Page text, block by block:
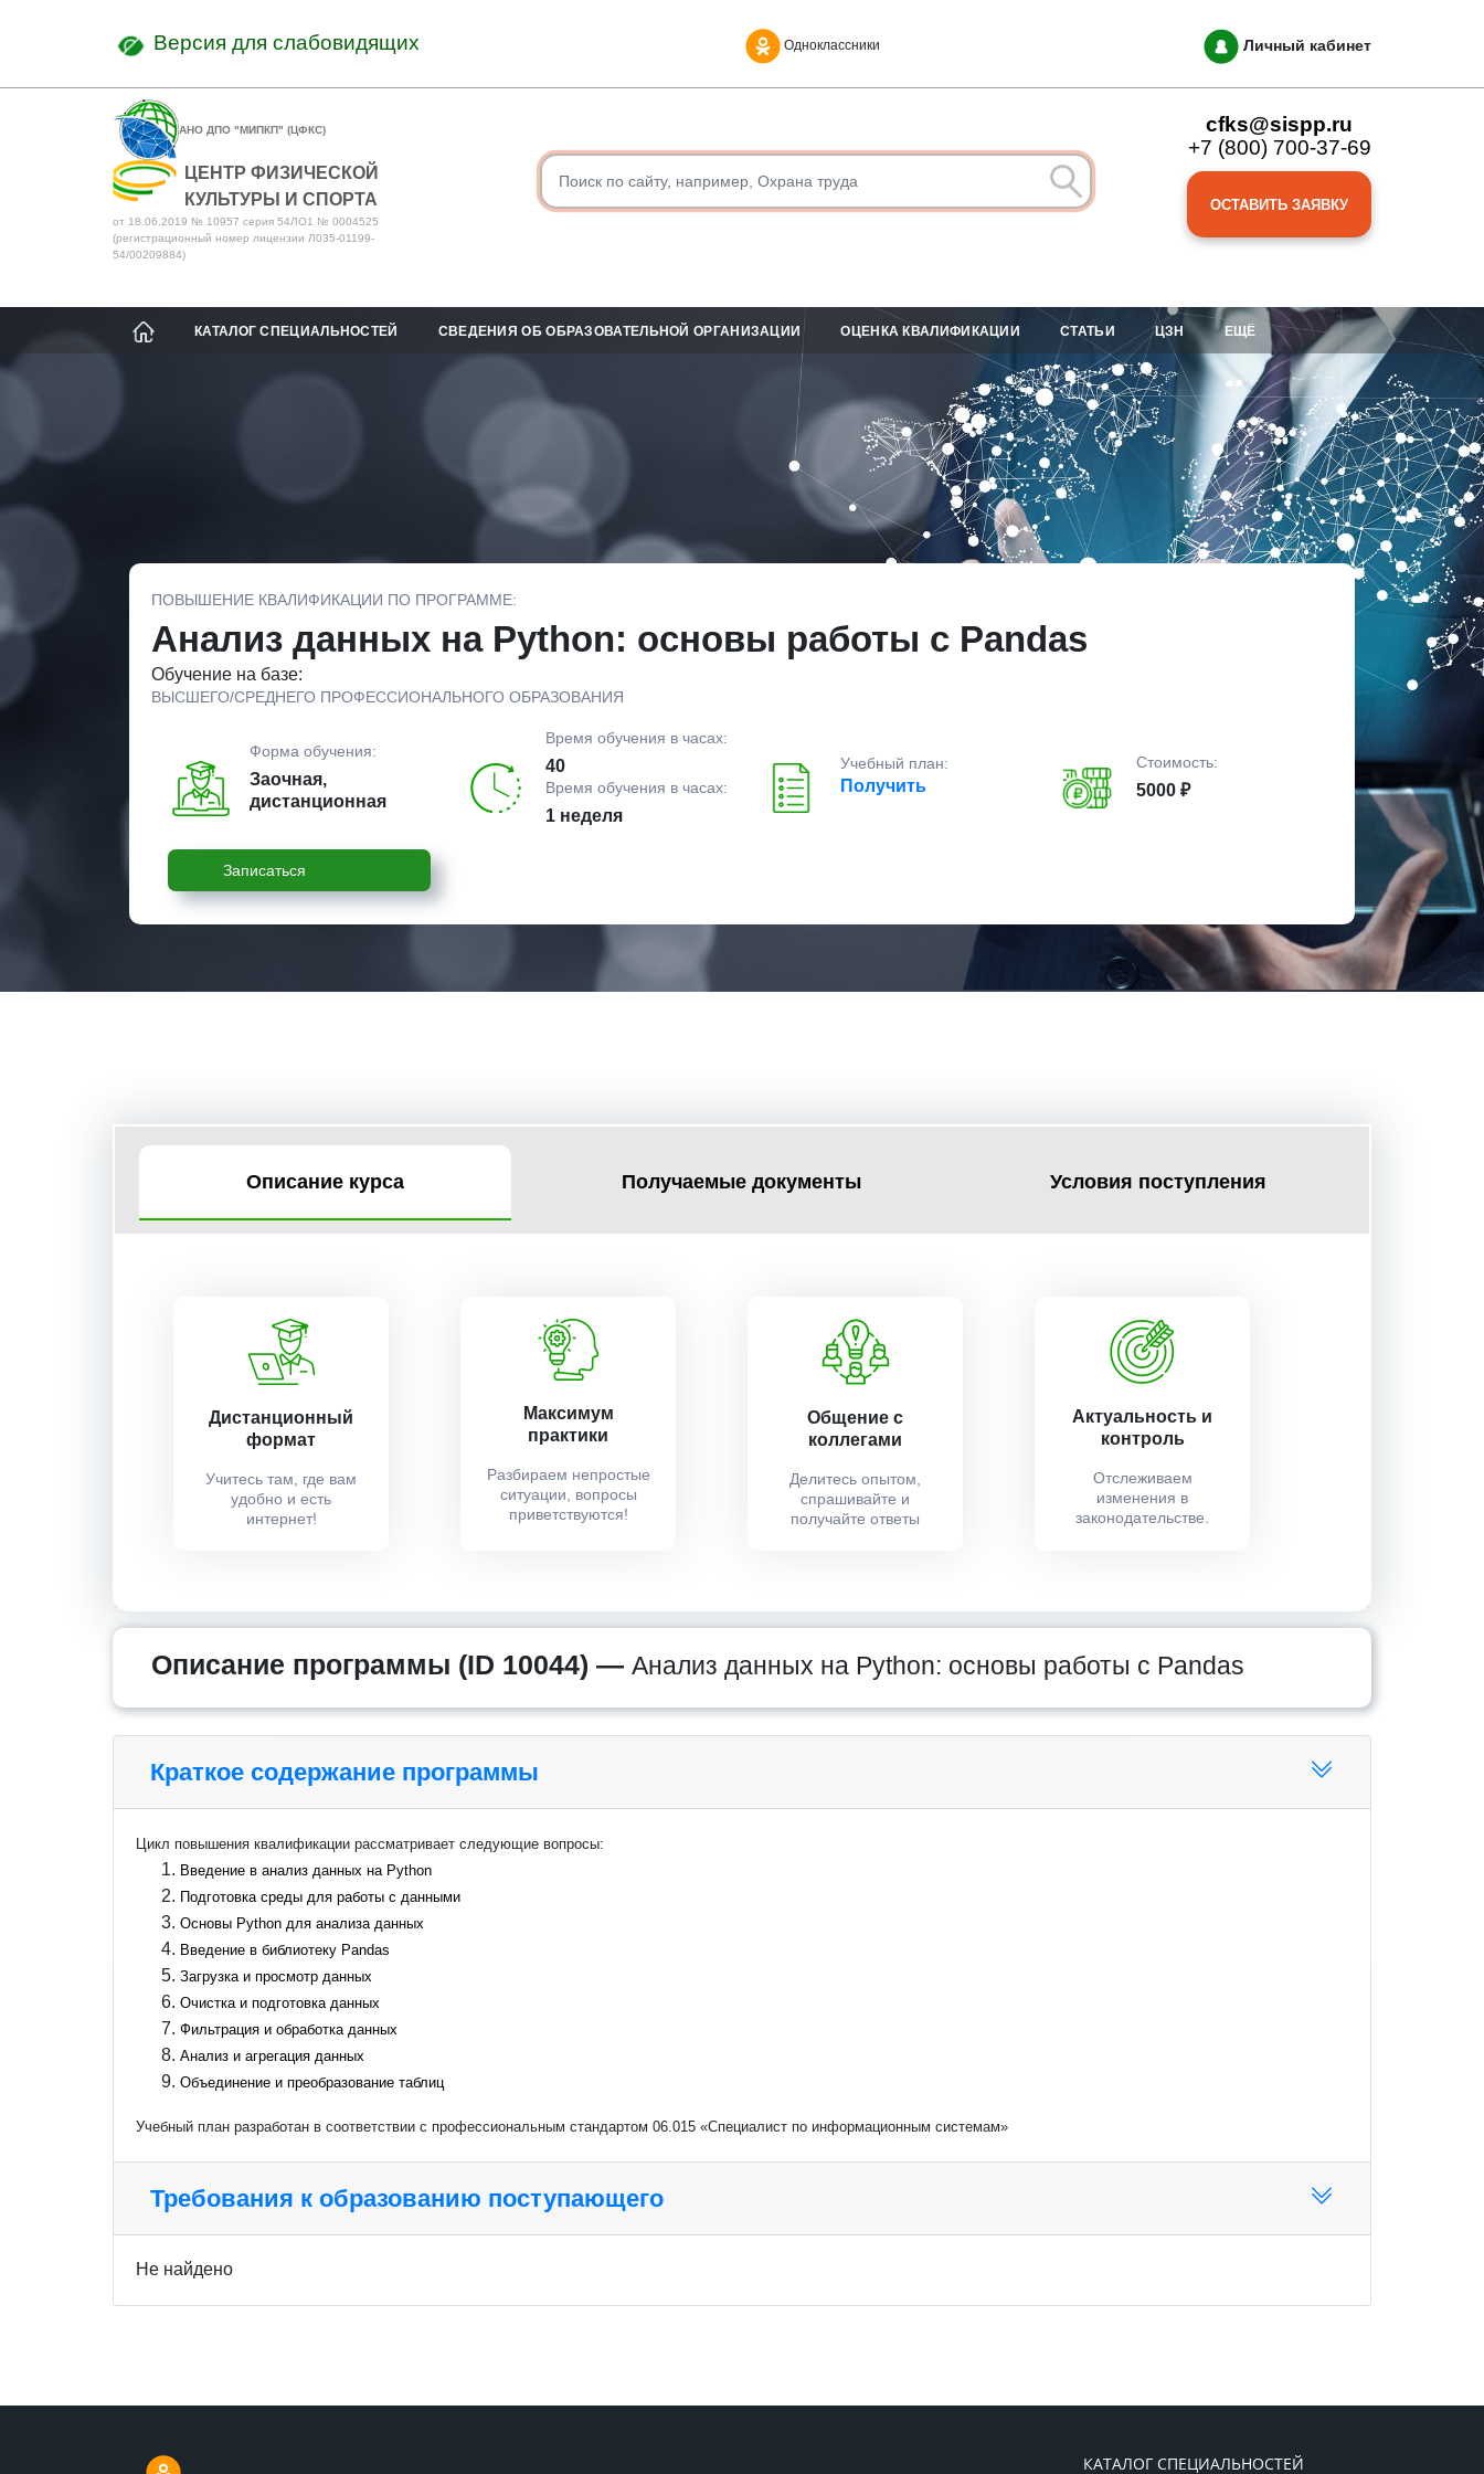
Версия для слабовидящих Одноклассники Личный кабинет
АНО ДПО "МИПКП" (ЦФКС)
ЦЕНТР ФИЗИЧЕСКОЙ
КУЛЬТУРЫ И СПОРТА
от 18.06.2019 № 10957 серия 54ЛО1 № 0004525
(регистрационный номер лицензии Л035-01199-
54/00209884)
cfks@sispp.ru
+7 (800) 700-37-69
ОСТАВИТЬ ЗАЯВКУ
КАТАЛОГ СПЕЦИАЛЬНОСТЕЙ СВЕДЕНИЯ ОБ ОБРАЗОВАТЕЛЬНОЙ ОРГАНИЗАЦИИ ОЦЕНКА КВАЛИФИКАЦИИ СТАТЬИ ЦЗН ЕЩЁ
ПОВЫШЕНИЕ КВАЛИФИКАЦИИ ПО ПРОГРАММЕ:
Анализ данных на Python: основы работы с Pandas
Обучение на базе:
ВЫСШЕГО/СРЕДНЕГО ПРОФЕССИОНАЛЬНОГО ОБРАЗОВАНИЯ
Форма обучения:
Заочная,
дистанционная
Время обучения в часах:
40
Время обучения в часах:
1 неделя
Учебный план:
Получить
Стоимость:
5000 ₽
Записаться
Описание курса Получаемые документы Условия поступления
Дистанционный
формат
Учитесь там, где вам
удобно и есть
интернет!
Максимум
практики
Разбираем непростые
ситуации, вопросы
приветствуются!
Общение с
коллегами
Делитесь опытом,
спрашивайте и
получайте ответы
Актуальность и
контроль
Отслеживаем
изменения в
законодательстве.
Описание программы (ID 10044) — Анализ данных на Python: основы работы с Pandas
Краткое содержание программы
Цикл повышения квалификации рассматривает следующие вопросы:
Введение в анализ данных на Python
Подготовка среды для работы с данными
Основы Python для анализа данных
Введение в библиотеку Pandas
Загрузка и просмотр данных
Очистка и подготовка данных
Фильтрация и обработка данных
Анализ и агрегация данных
Объединение и преобразование таблиц
Учебный план разработан в соответствии с профессиональным стандартом 06.015 «Специалист по информационным системам»
Требования к образованию поступающего
Не найдено
КАТАЛОГ СПЕЦИАЛЬНОСТЕЙ